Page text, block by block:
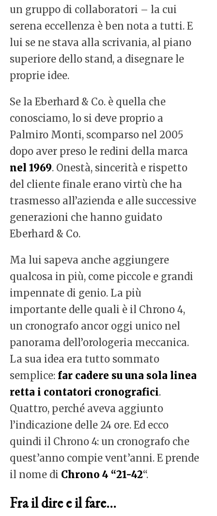
un gruppo di collaboratori – la cui
serena eccellenza è ben nota a tutti. E
lui se ne stava alla scrivania, al piano
superiore dello stand, a disegnare le
proprie idee.
Se la Eberhard & Co. è quella che
conosciamo, lo si deve proprio a
Palmiro Monti, scomparso nel 2005
dopo aver preso le redini della marca
nel 1969. Onestà, sincerità e rispetto
del cliente finale erano virtù che ha
trasmesso all’azienda e alle successive
generazioni che hanno guidato
Eberhard & Co.
Ma lui sapeva anche aggiungere
qualcosa in più, come piccole e grandi
impennate di genio. La più
importante delle quali è il Chrono 4,
un cronografo ancor oggi unico nel
panorama dell’orologeria meccanica.
La sua idea era tutto sommato
semplice: far cadere su una sola linea
retta i contatori cronografici.
Quattro, perché aveva aggiunto
l’indicazione delle 24 ore. Ed ecco
quindi il Chrono 4: un cronografo che
quest’anno compie vent’anni. E prende
il nome di Chrono 4 “21-42“.
Fra il dire e il fare…